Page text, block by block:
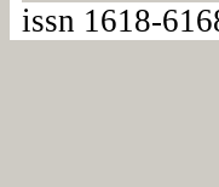
issn 1618-